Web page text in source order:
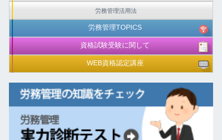
労務管理活用法
労務管理TOPICS
資格試験受験に関して
WEB資格認定講座